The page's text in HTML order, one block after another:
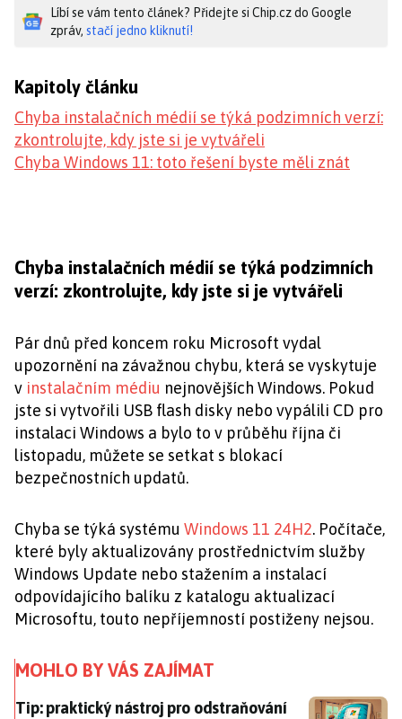
Líbí se vám tento článek? Přidejte si Chip.cz do Google
zpráv, stačí jedno kliknutí!
Kapitoly článku
Chyba instalačních médií se týká podzimních verzí:
zkontrolujte, kdy jste si je vytvářeli
Chyba Windows 11: toto řešení byste měli znát
Chyba instalačních médií se týká podzimních
verzí: zkontrolujte, kdy jste si je vytvářeli
Pár dnů před koncem roku Microsoft vydal
upozornění na závažnou chybu, která se vyskytuje
v instalačním médiu nejnovějších Windows. Pokud
jste si vytvořili USB flash disky nebo vypálili CD pro
instalaci Windows a bylo to v průběhu října či
listopadu, můžete se setkat s blokací
bezpečnostních updatů.
Chyba se týká systému Windows 11 24H2. Počítače,
které byly aktualizovány prostřednictvím služby
Windows Update nebo stažením a instalací
odpovídajícího balíku z katalogu aktualizací
Microsoftu, touto nepříjemností postiženy nejsou.
MOHLO BY VÁS ZAJÍMAT
Tip: praktický nástroj pro odstraňování aplikačního
Tip: praktický nástroj pro odstraňování